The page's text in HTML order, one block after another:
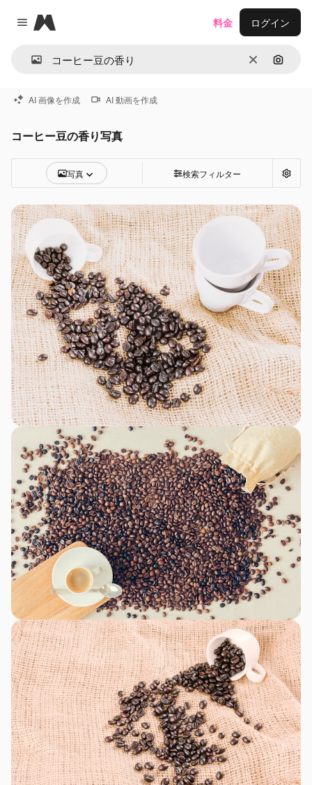
Close menu
Magnific
消去 画像で
料金 ログイン
AI 画像を作成 AI 動画を作成
コーヒー豆の香り写真
写真 検索フィルター